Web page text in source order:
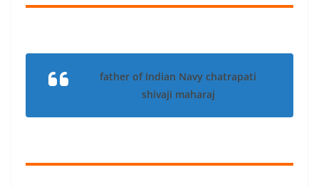
father of Indian Navy chatrapati
shivaji maharaj